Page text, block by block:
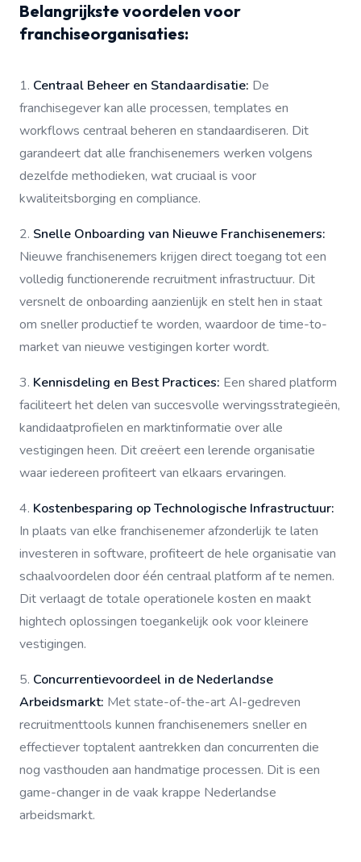
Belangrijkste voordelen voor
franchiseorganisaties:
1. Centraal Beheer en Standaardisatie: De
franchisegever kan alle processen, templates en
workflows centraal beheren en standaardiseren. Dit
garandeert dat alle franchisenemers werken volgens
dezelfde methodieken, wat cruciaal is voor
kwaliteitsborging en compliance.
2. Snelle Onboarding van Nieuwe Franchisenemers:
Nieuwe franchisenemers krijgen direct toegang tot een
volledig functionerende recruitment infrastructuur. Dit
versnelt de onboarding aanzienlijk en stelt hen in staat
om sneller productief te worden, waardoor de time-to-
market van nieuwe vestigingen korter wordt.
3. Kennisdeling en Best Practices: Een shared platform
faciliteert het delen van succesvolle wervingsstrategieën,
kandidaatprofielen en marktinformatie over alle
vestigingen heen. Dit creëert een lerende organisatie
waar iedereen profiteert van elkaars ervaringen.
4. Kostenbesparing op Technologische Infrastructuur:
In plaats van elke franchisenemer afzonderlijk te laten
investeren in software, profiteert de hele organisatie van
schaalvoordelen door één centraal platform af te nemen.
Dit verlaagt de totale operationele kosten en maakt
hightech oplossingen toegankelijk ook voor kleinere
vestigingen.
5. Concurrentievoordeel in de Nederlandse
Arbeidsmarkt: Met state-of-the-art AI-gedreven
recruitmenttools kunnen franchisenemers sneller en
effectiever toptalent aantrekken dan concurrenten die
nog vasthouden aan handmatige processen. Dit is een
game-changer in de vaak krappe Nederlandse
arbeidsmarkt.